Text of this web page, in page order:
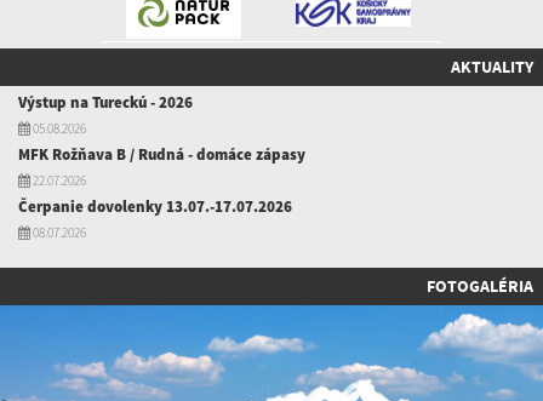
AKTUALITY
Výstup na Tureckú - 2026
05.08.2026
MFK Rožňava B / Rudná - domáce zápasy
22.07.2026
Čerpanie dovolenky 13.07.-17.07.2026
08.07.2026
FOTOGALÉRIA